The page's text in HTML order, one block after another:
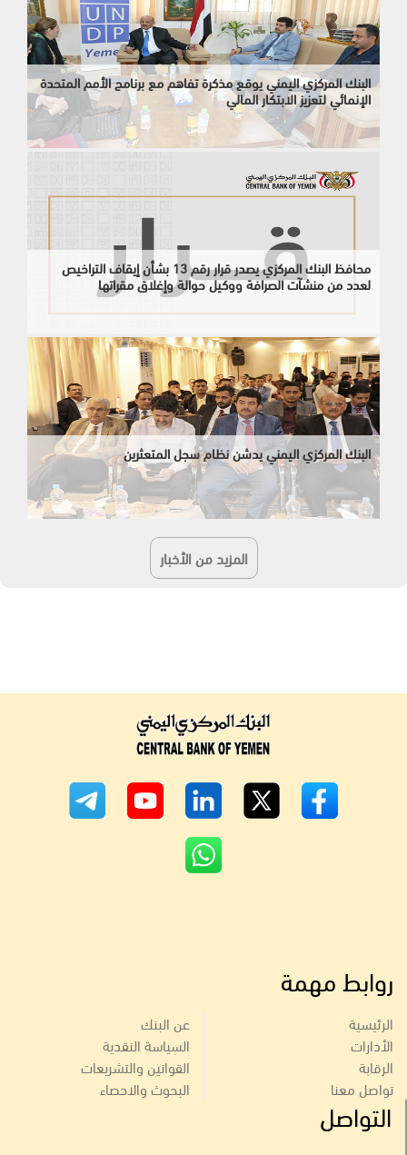
البنك المركزي اليمني يوقع مذكرة تفاهم مع برنامج الأمم المتحدة
الإنمائي لتعزيز الابتكار المالي
محافظ البنك المركزي يصدر قرار رقم 13 بشأن إيقاف التراخيص
لعدد من منشآت الصرافة ووكيل حوالة وإغلاق مقراتها
البنك المركزي اليمني يدشن نظام سجل المتعثرين
المزيد من الأخبار
روابط مهمة
الرئيسية
الأدارات
الرقابة
تواصل معنا
عن البنك
السياسة النقدية
القوانين والتشريعات
البحوث والاحصاء
التواصل